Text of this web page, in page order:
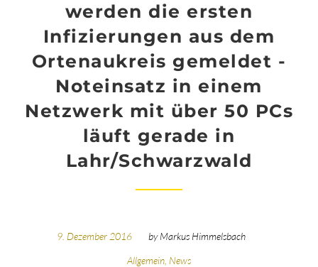
werden die ersten
Infizierungen aus dem
Ortenaukreis gemeldet -
Noteinsatz in einem
Netzwerk mit über 50 PCs
läuft gerade in
Lahr/Schwarzwald
9. Dezember 2016 byMarkus Himmelsbach
Allgemein News